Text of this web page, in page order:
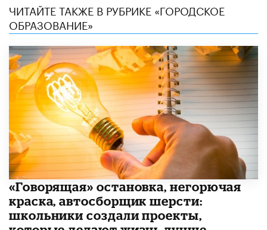
ЧИТАЙТЕ ТАКЖЕ В РУБРИКЕ «ГОРОДСКОЕ
ОБРАЗОВАНИЕ»
​«Говорящая» остановка, негорючая
краска, автосборщик шерсти:
школьники создали проекты,